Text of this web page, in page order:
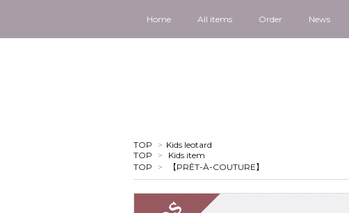
Home All items Order News
TOP > Kids leotard
TOP
>
Kids item
TOP
> 【PRÊT-À-COUTURE】